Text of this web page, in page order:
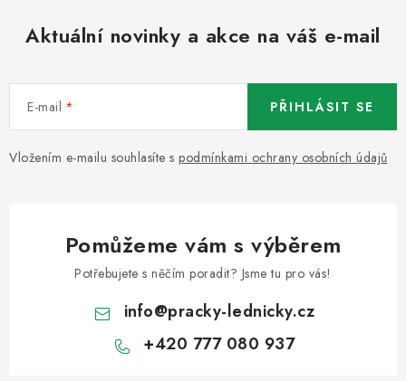
Aktuální novinky a akce na váš e-mail
E-mail
Vložením e-mailu souhlasíte s podmínkami ochrany osobních údajů
PŘIHLÁSIT SE
Pomůžeme vám s výběrem
Potřebujete s něčím poradit? Jsme tu pro vás!
info@pracky-lednicky.cz
+420 777 080 937